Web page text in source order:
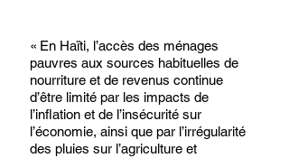
« En Haïti, l’accès des ménages
pauvres aux sources habituelles de
nourriture et de revenus continue
d’être limité par les impacts de
l’inflation et de l’insécurité sur
l’économie, ainsi que par l’irrégularité
des pluies sur l’agriculture et